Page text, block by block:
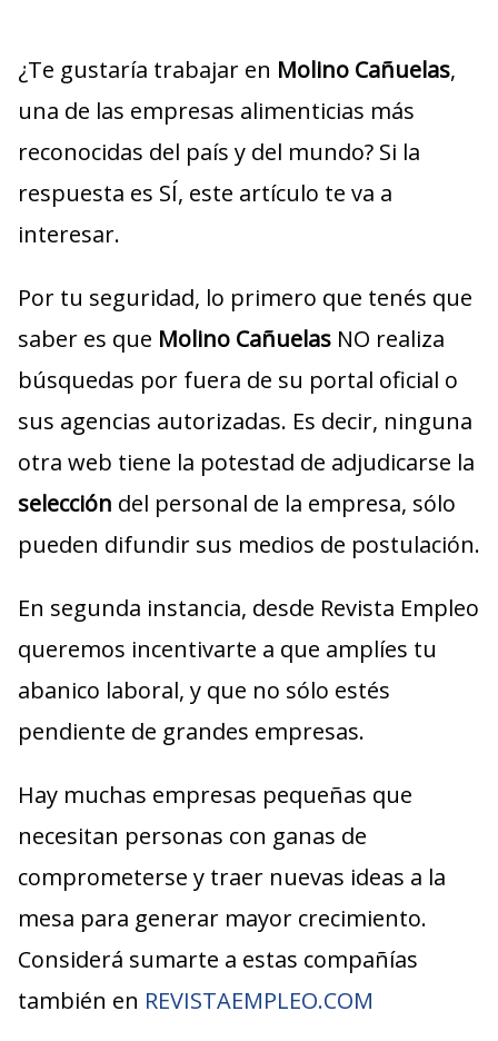
¿Te gustaría trabajar en Molino Cañuelas,
una de las empresas alimenticias más
reconocidas del país y del mundo? Si la
respuesta es SÍ, este artículo te va a
interesar.
Por tu seguridad, lo primero que tenés que
saber es que Molino Cañuelas NO realiza
búsquedas por fuera de su portal oficial o
sus agencias autorizadas. Es decir, ninguna
otra web tiene la potestad de adjudicarse la
selección del personal de la empresa, sólo
pueden difundir sus medios de postulación.
En segunda instancia, desde Revista Empleo
queremos incentivarte a que amplíes tu
abanico laboral, y que no sólo estés
pendiente de grandes empresas.
Hay muchas empresas pequeñas que
necesitan personas con ganas de
comprometerse y traer nuevas ideas a la
mesa para generar mayor crecimiento.
Considerá sumarte a estas compañías
también en REVISTAEMPLEO.COM